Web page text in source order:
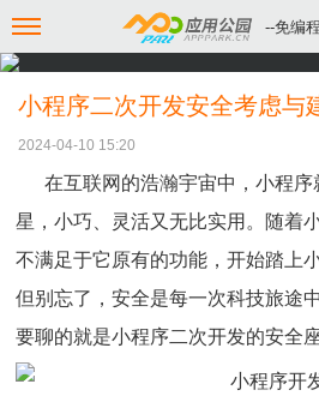
--免编
小程序二次开发安全考虑与
2024-04-10 15:20
在互联网的浩瀚宇宙中，小程序
星，小巧、灵活又无比实用。随着
不满足于它原有的功能，开始踏上
但别忘了，安全是每一次科技旅途
要聊的就是小程序二次开发的安全座